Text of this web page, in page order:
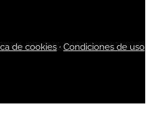
de cookies · Condiciones de uso